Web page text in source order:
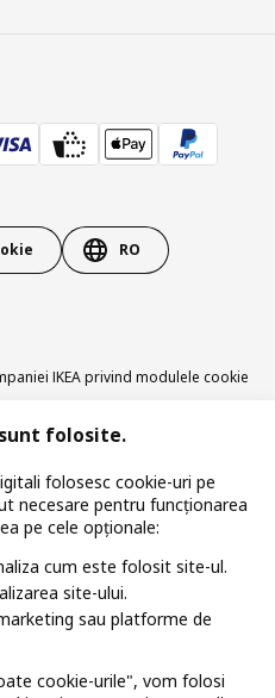
RO
IKEA privind modulele cookie
folosite.
folosesc cookie-uri pe
necesare pentru funcționarea
pe cele opționale:
cum este folosit site-ul.
site-ului.
sau platforme de
cookie-urile", vom folosi